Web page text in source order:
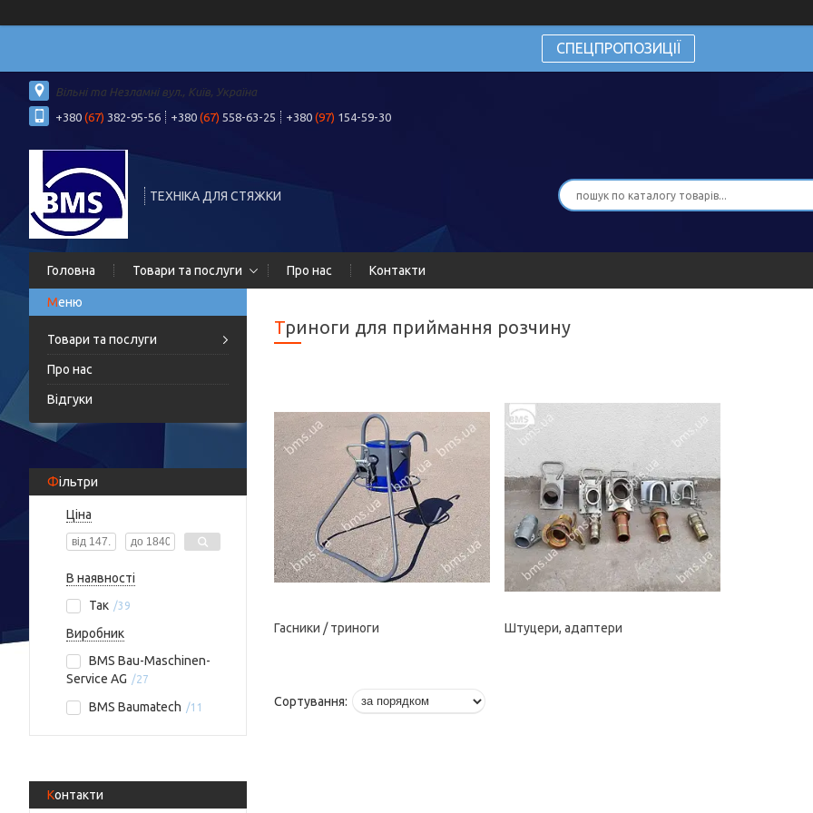
СПЕЦПРОПОЗИЦІЇ
Вільні та Незламні вул., Київ, Україна
+380 (67) 382-95-56 +380 (67) 558-63-25 +380 (97) 154-59-30
ТЕХНІКА ДЛЯ СТЯЖКИ
Головна Товари та послуги Про нас Контакти
Товари та послуги
Про нас
Відгуки
Фільтри
Ціна
В наявності
Так
39
Виробник
BMS Bau-Maschinen-
Service AG
27
BMS Baumatech 11
Контакти
Триноги для приймання розчину
Гасники / триноги Штуцери, адаптери